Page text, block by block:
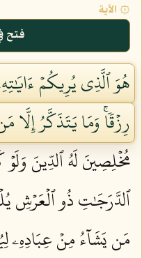
۞ الآية
فتح
هُوَ ٱلَّذِي يُرِيكُمۡ
رِزۡقٗاۚ وَمَا يَتَذَكَّرُ إِلَّا
مُخۡلِصِينَ لَهُ ٱلدِّينَ وَلَوۡ
ٱلدَّرَجَٰتِ ذُو ٱلۡعَرۡشِ
مَن يَشَآءُ مِنۡ عِبَادِهِۦ